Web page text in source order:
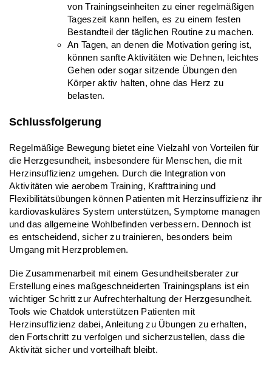
von Trainingseinheiten zu einer regelmäßigen
Tageszeit kann helfen, es zu einem festen
Bestandteil der täglichen Routine zu machen.
An Tagen, an denen die Motivation gering ist,
können sanfte Aktivitäten wie Dehnen, leichtes
Gehen oder sogar sitzende Übungen den
Körper aktiv halten, ohne das Herz zu
belasten.
Schlussfolgerung
Regelmäßige Bewegung bietet eine Vielzahl von Vorteilen für
die Herzgesundheit, insbesondere für Menschen, die mit
Herzinsuffizienz umgehen. Durch die Integration von
Aktivitäten wie aerobem Training, Krafttraining und
Flexibilitätsübungen können Patienten mit Herzinsuffizienz ihr
kardiovaskuläres System unterstützen, Symptome managen
und das allgemeine Wohlbefinden verbessern. Dennoch ist
es entscheidend, sicher zu trainieren, besonders beim
Umgang mit Herzproblemen.
Die Zusammenarbeit mit einem Gesundheitsberater zur
Erstellung eines maßgeschneiderten Trainingsplans ist ein
wichtiger Schritt zur Aufrechterhaltung der Herzgesundheit.
Tools wie Chatdok unterstützen Patienten mit
Herzinsuffizienz dabei, Anleitung zu Übungen zu erhalten,
den Fortschritt zu verfolgen und sicherzustellen, dass die
Aktivität sicher und vorteilhaft bleibt.